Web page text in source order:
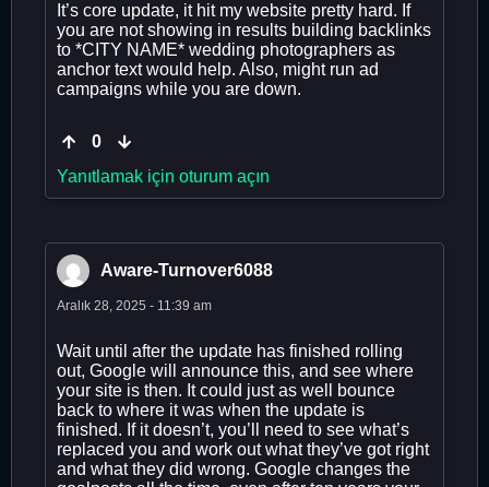
It’s core update, it hit my website pretty hard. If
you are not showing in results building backlinks
to *CITY NAME* wedding photographers as
anchor text would help. Also, might run ad
campaigns while you are down.
0
Yanıtlamak için oturum açın
Aware-Turnover6088
Aralık 28, 2025 - 11:39 am
Wait until after the update has finished rolling
out, Google will announce this, and see where
your site is then. It could just as well bounce
back to where it was when the update is
finished. If it doesn’t, you’ll need to see what’s
replaced you and work out what they’ve got right
and what they did wrong. Google changes the